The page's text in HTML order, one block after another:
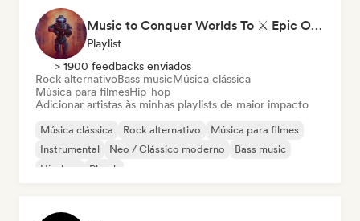
Music to Conquer Worlds To ⚔️ Epic Orchestral, Cinematic & Trailer Music
Playlist
> 1900 feedbacks enviados
Rock alternativoBass musicMúsica clássica
Música para filmesHip-hop
Adicionar artistas às minhas playlists de maior impacto
Música clássica Rock alternativo
Música para filmes
Instrumental
Neo / Clássico moderno
Bass music
Hip-hop
Phonk